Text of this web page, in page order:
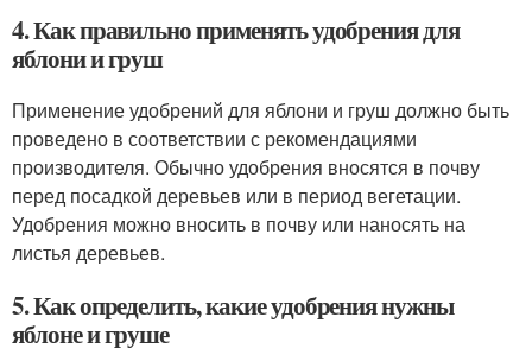
4. Как правильно применять удобрения для
яблони и груш
Применение удобрений для яблони и груш должно быть
проведено в соответствии с рекомендациями
производителя. Обычно удобрения вносятся в почву
перед посадкой деревьев или в период вегетации.
Удобрения можно вносить в почву или наносять на
листья деревьев.
5. Как определить, какие удобрения нужны
яблоне и груше